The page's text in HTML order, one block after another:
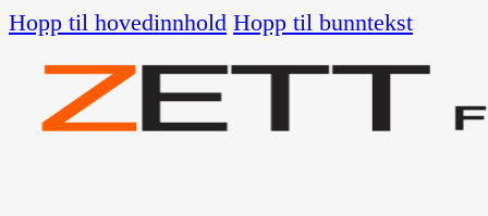
Hopp til hovedinnhold Hopp til bunntekst